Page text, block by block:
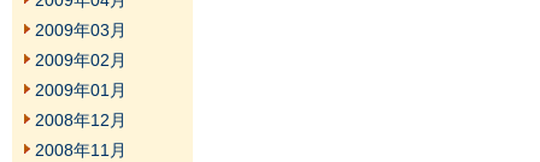
2009年03月
2009年02月
2009年01月
2008年12月
2008年11月